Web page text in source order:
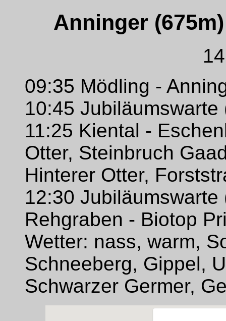
Anninger
09:35 Mödling -
10:45 Jubiläumswarte
11:25 Kiental -
Otter, Steinbruch
Hinterer Otter,
12:30
Rehgraben - Biotop
Wetter: nass, warm,
Schneeberg, Gippel,
Schwarzer Germer,